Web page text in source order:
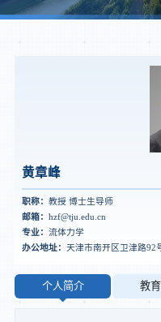
黄章峰
职称： 教授 博士生导师
邮箱： hzf@tju.edu.cn
专业： 流体力学
办公地址： 天津市南开区卫津路92
个人简介 教